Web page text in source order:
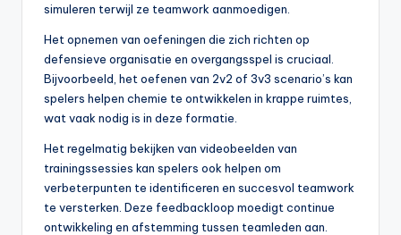
simuleren terwijl ze teamwork aanmoedigen.
Het opnemen van oefeningen die zich richten op
defensieve organisatie en overgangsspel is cruciaal.
Bijvoorbeeld, het oefenen van 2v2 of 3v3 scenario’s kan
spelers helpen chemie te ontwikkelen in krappe ruimtes,
wat vaak nodig is in deze formatie.
Het regelmatig bekijken van videobeelden van
trainingssessies kan spelers ook helpen om
verbeterpunten te identificeren en succesvol teamwork
te versterken. Deze feedbackloop moedigt continue
ontwikkeling en afstemming tussen teamleden aan.